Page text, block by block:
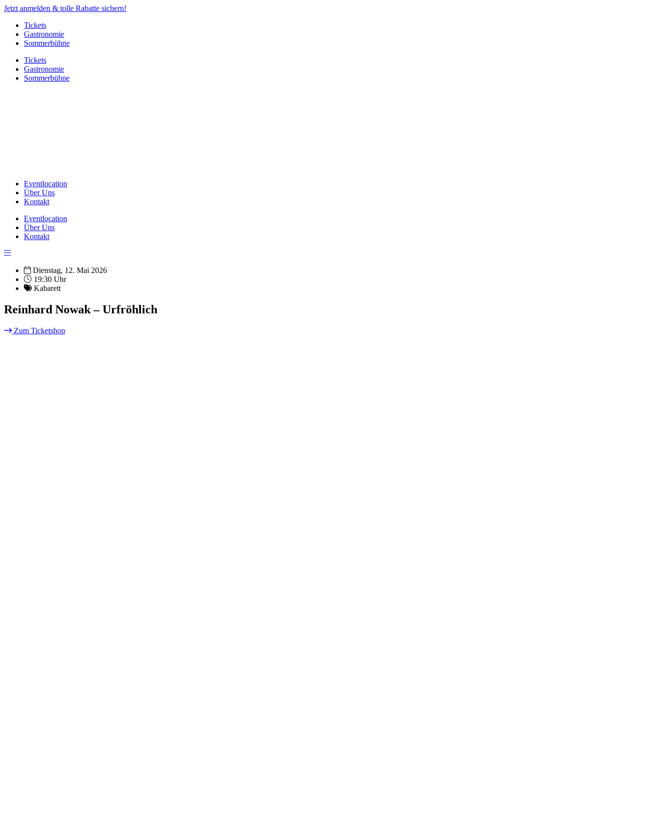
Jetzt anmelden & tolle Rabatte sichern!
Tickets
Gastronomie
Sommerbühne
Tickets
Gastronomie
Sommerbühne
Eventlocation
Über Uns
Kontakt
Eventlocation
Über Uns
Kontakt
Dienstag, 12. Mai 2026
19:30 Uhr
Kabarett
Reinhard Nowak – Urfröhlich
Zum Ticketshop